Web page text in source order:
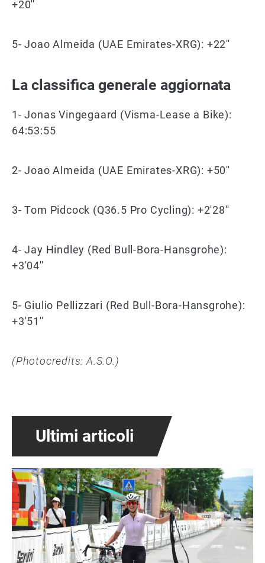
+20''
5- Joao Almeida (UAE Emirates-XRG): +22''
La classifica generale aggiornata
1- Jonas Vingegaard (Visma-Lease a Bike):
64:53:55
2- Joao Almeida (UAE Emirates-XRG): +50''
3- Tom Pidcock (Q36.5 Pro Cycling): +2'28''
4- Jay Hindley (Red Bull-Bora-Hansgrohe):
+3'04''
5- Giulio Pellizzari (Red Bull-Bora-Hansgrohe):
+3'51''
(Photocredits: A.S.O.)
Ultimi articoli
Immagine